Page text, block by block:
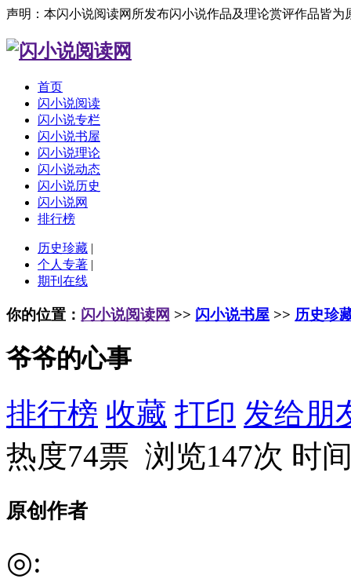
声明：本闪小说阅读网所发布闪小说作品及理论赏评作品皆
首页
闪小说阅读
闪小说专栏
闪小说书屋
闪小说理论
闪小说动态
闪小说历史
闪小说网
排行榜
历史珍藏 |
个人专著 |
期刊在线
你的位置： 闪小说阅读网 >> 闪小说书屋 >> 历史珍
爷爷的心事
排行榜 收藏 打印 发给朋
热度74票 浏览147次 时
原创作者
◎: